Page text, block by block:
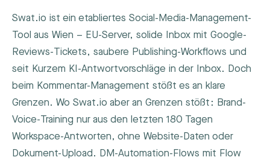
Swat.io ist ein etabliertes Social-Media-Management-
Tool aus Wien – EU-Server, solide Inbox mit Google-
Reviews-Tickets, saubere Publishing-Workflows und
seit Kurzem KI-Antwortvorschläge in der Inbox. Doch
beim Kommentar-Management stößt es an klare
Grenzen. Wo Swat.io aber an Grenzen stößt: Brand-
Voice-Training nur aus den letzten 180 Tagen
Workspace-Antworten, ohne Website-Daten oder
Dokument-Upload. DM-Automation-Flows mit Flow